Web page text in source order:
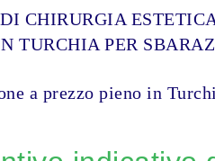
CHIRURGIA
TURCHIA PER
a prezzo pieno in